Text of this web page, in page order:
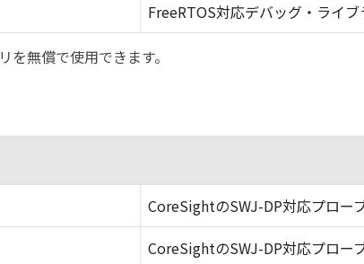
FreeRTOS対応デバッグ・ライブ
無償で使用できます。
CoreSightのSWJ-DP対応プロー
CoreSightのSWJ-DP対応プロー